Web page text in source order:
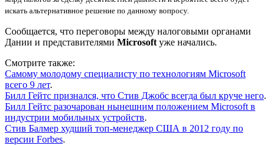
искать альтернативное решение по данному вопросу.
Сообщается, что переговоры между налоговыми органами
Дании и представителями Microsoft уже начались.
Смотрите также:
Самому молодому специалисту по технологиям Microsoft
всего 9 лет.
Билл Гейтс признался, что Стив Джобс всегда был круче него.
Билл Гейтс разочарован нынешним положением Microsoft в
индустрии мобильных устройств.
Стив Балмер худший топ-менеджер США в 2012 году по
версии Forbes.